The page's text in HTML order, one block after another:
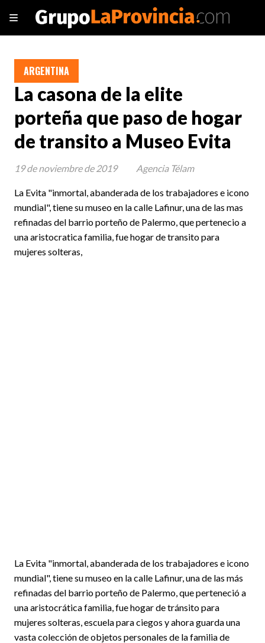
La casona de la elite
porteña que paso de hogar
de transito a Museo Evita
La Evita "inmortal, abanderada de los trabajadores e icono
mundial", tiene su museo en la calle Lafinur, una de las mas
refinadas del barrio porteño de Palermo, que pertenecio a
una aristocratica familia, fue hogar de transito para
mujeres solteras,
ARGENTINA
19 de noviembre de 2019 Agencia Télam
La Evita "inmortal, abanderada de los trabajadores e icono
mundial", tiene su museo en la calle Lafinur, una de las más
refinadas del barrio porteño de Palermo, que perteneció a
una aristocrática familia, fue hogar de tránsito para
mujeres solteras, escuela para ciegos y ahora guarda una
vasta colección de objetos personales de la familia de